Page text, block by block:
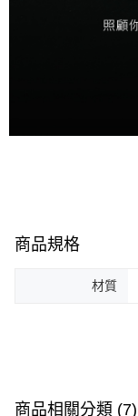
商品規格
材質
商品相關分類 (7)